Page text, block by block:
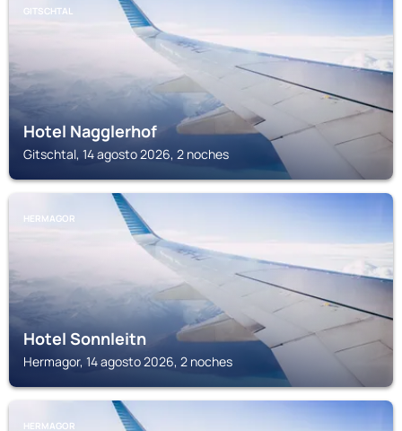
GITSCHTAL
Hotel Nagglerhof
Gitschtal, 14 agosto 2026, 2 noches
HERMAGOR
Hotel Sonnleitn
Hermagor, 14 agosto 2026, 2 noches
HERMAGOR